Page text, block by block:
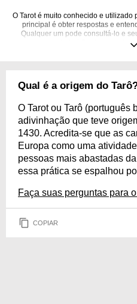
O Tarot é muito conhecido e
principal é obter respostas e
Qualquer um pode consultá-lo e
revelador! Conheça mais
Qual é a origem do
O Tarot ou Tarô (português
adivinhação que teve
1430. Acredita-se que as
Europa como uma
pessoas mais abastadas
essa prática se espalhou
Faça suas perguntas para
COPIAR